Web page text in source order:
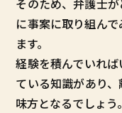
そのため、弁護士
に事案に取り組ん
ます。
経験を積んでいれ
ている知識があり
味方となるでしょう。